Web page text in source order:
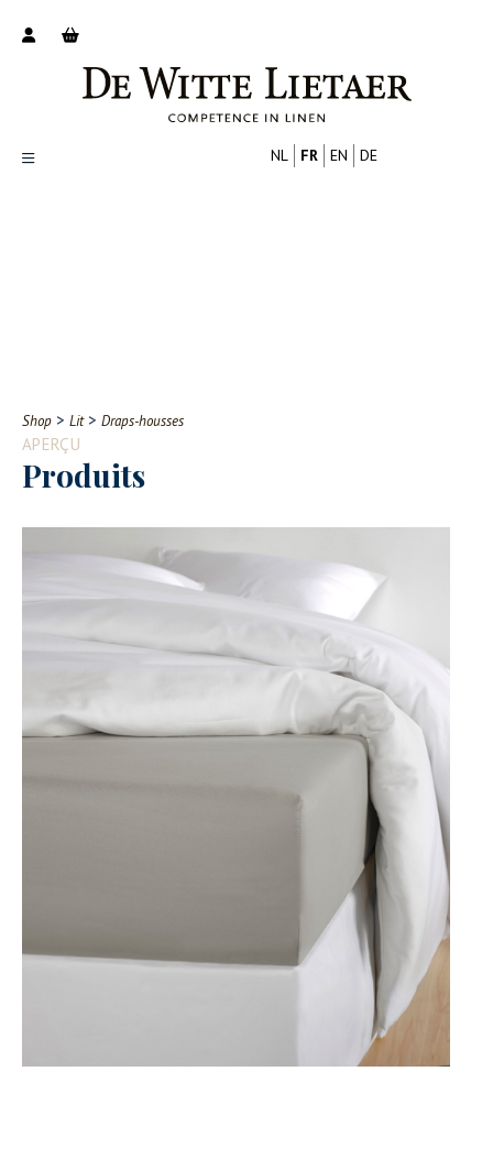
Contact
NL FR EN DE
Shop > Lit> Draps-housses
APERÇU
Produits